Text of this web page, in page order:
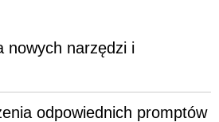
nowych narzędzi i
odpowiednich promptów